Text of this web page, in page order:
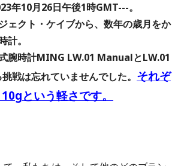
年10月26日午後1時GMT---。
ェクト・ケイブから、数年の歳月をか
計。
腕時計MING LW.01 ManualとLW.01
は忘れていませんでした。 それぞ
という軽さです。